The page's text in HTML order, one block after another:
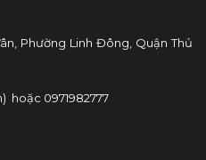
Phường Linh Đông, Quận Thủ
hoặc 0971982777